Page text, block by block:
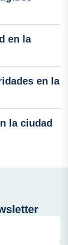
en la
en la
la ciudad